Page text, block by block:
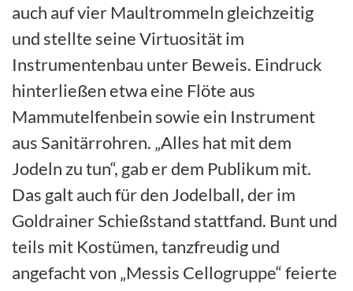
auch auf vier Maultrommeln gleichzeitig
und stellte seine Virtuosität im
Instrumentenbau unter Beweis. Eindruck
hinterließen etwa eine Flöte aus
Mammutelfenbein sowie ein Instrument
aus Sanitärrohren. „Alles hat mit dem
Jodeln zu tun“, gab er dem Publikum mit.
Das galt auch für den Jodelball, der im
Goldrainer Schießstand stattfand. Bunt und
teils mit Kostümen, tanzfreudig und
angefacht von „Messis Cellogruppe“ feierte